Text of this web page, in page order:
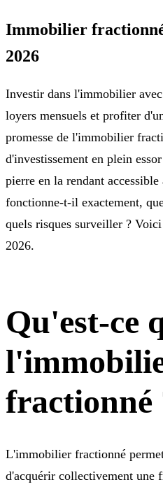
Immobilier
2026
Investir dans l'immobilier
loyers mensuels et profiter
promesse de l'immobilier
d'investissement en plein
pierre en la rendant
fonctionne-t-il exactement,
quels risques surveiller ?
2026.
Qu'est-ce
fractionné
L'immobilier fractionné
d'acquérir collectivement